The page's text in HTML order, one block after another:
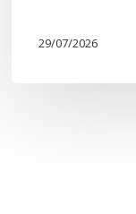
29/07/2026